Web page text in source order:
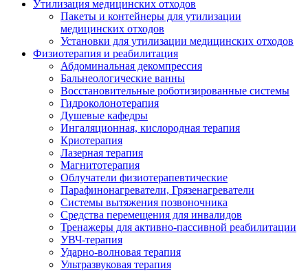
Утилизация медицинских отходов
Пакеты и контейнеры для утилизации
медицинских отходов
Установки для утилизации медицинских отходов
Физиотерапия и реабилитация
Абдоминальная декомпрессия
Бальнеологические ванны
Восстановительные роботизированные системы
Гидроколонотерапия
Душевые кафедры
Ингаляционная, кислородная терапия
Криотерапия
Лазерная терапия
Магнитотерапия
Облучатели физиотерапевтические
Парафинонагреватели, Грязенагреватели
Системы вытяжения позвоночника
Средства перемещения для инвалидов
Тренажеры для активно-пассивной реабилитации
УВЧ-терапия
Ударно-волновая терапия
Ультразвуковая терапия